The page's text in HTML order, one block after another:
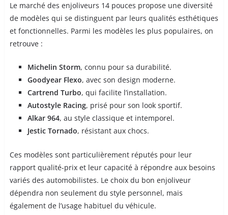
Le marché des enjoliveurs 14 pouces propose une diversité
de modèles qui se distinguent par leurs qualités esthétiques
et fonctionnelles. Parmi les modèles les plus populaires, on
retrouve :
Michelin Storm, connu pour sa durabilité.
Goodyear Flexo, avec son design moderne.
Cartrend Turbo, qui facilite l’installation.
Autostyle Racing, prisé pour son look sportif.
Alkar 964, au style classique et intemporel.
Jestic Tornado, résistant aux chocs.
Ces modèles sont particulièrement réputés pour leur
rapport qualité-prix et leur capacité à répondre aux besoins
variés des automobilistes. Le choix du bon enjoliveur
dépendra non seulement du style personnel, mais
également de l’usage habituel du véhicule.